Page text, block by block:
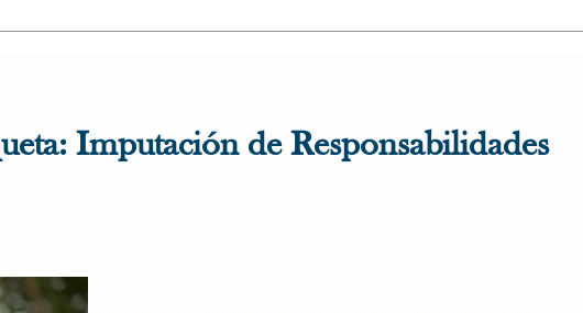
Imputación de Responsabilidades